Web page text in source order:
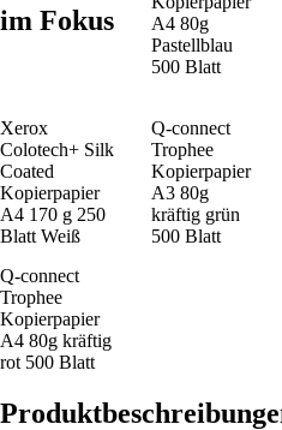
im Fokus
A4 80g
Pastellblau
500 Blatt
Xerox
Colotech+ Silk
Coated
Kopierpapier
A4 170 g 250
Blatt Weiß
Q-connect
Trophee
Kopierpapier
A3 80g
kräftig grün
500 Blatt
Q-connect
Trophee
Kopierpapier
A4 80g kräftig
rot 500 Blatt